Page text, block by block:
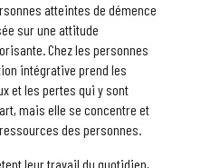
atteintes de démence
sur une attitude
Chez les personnes
intégrative prend les
et les pertes qui y sont
mais elle se concentre et
des personnes.
leur travail du quotidien,